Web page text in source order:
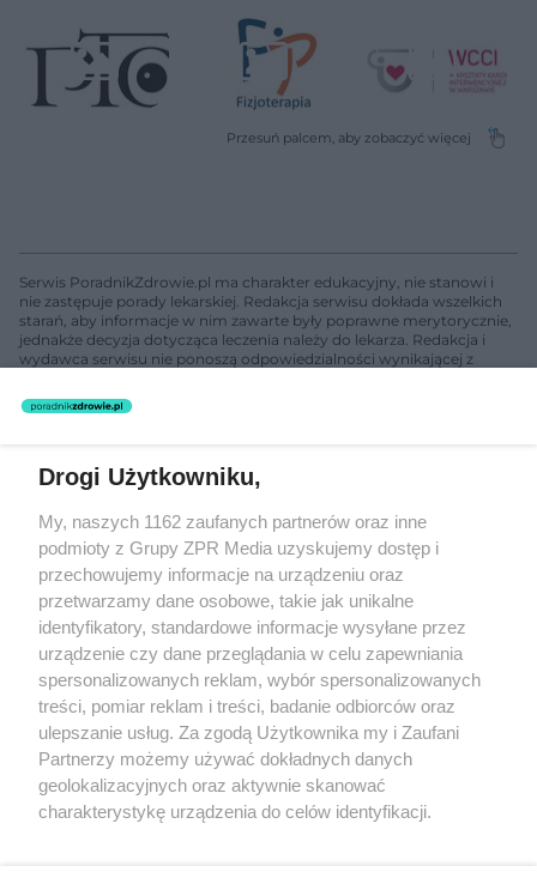
Serwis PoradnikZdrowie.pl ma charakter edukacyjny, nie stanowi i
nie zastępuje porady lekarskiej. Redakcja serwisu dokłada wszelkich
starań, aby informacje w nim zawarte były poprawne merytorycznie,
jednakże decyzja dotycząca leczenia należy do lekarza. Redakcja i
wydawca serwisu nie ponoszą odpowiedzialności wynikającej z
nie prowadzi działalności leczniczej polegającej na udzielaniu
świadczeń zdrowotnych w rozumieniu art. 3 ust 1 ustawy o
Żaden utwór zamieszczony w serwisie nie może być powielany i
rozpowszechniany lub dalej rozpowszechniany w jakikolwiek sposób
(w tym także elektroniczny lub mechaniczny) na jakimkolwiek polu
eksploatacji w jakiejkolwiek formie, włącznie z umieszczaniem w
Internecie bez pisemnej zgody właściciela praw. Jakiekolwiek użycie
lub wykorzystanie utworów w całości lub w części z naruszeniem
prawa, tzn. bez właściwej zgody, jest zabronione pod groźbą kary i
może być ścigane prawnie.
O nas
Drogi Użytkowniku,
My, naszych 1162 zaufanych partnerów oraz inne
podmioty z Grupy ZPR Media uzyskujemy dostęp i
przechowujemy informacje na urządzeniu oraz
przetwarzamy dane osobowe, takie jak unikalne
identyfikatory, standardowe informacje wysyłane przez
urządzenie czy dane przeglądania w celu zapewniania
spersonalizowanych reklam, wybór spersonalizowanych
treści, pomiar reklam i treści, badanie odbiorców oraz
ulepszanie usług. Za zgodą Użytkownika my i Zaufani
Partnerzy możemy używać dokładnych danych
geolokalizacyjnych oraz aktywnie skanować
charakterystykę urządzenia do celów identyfikacji.